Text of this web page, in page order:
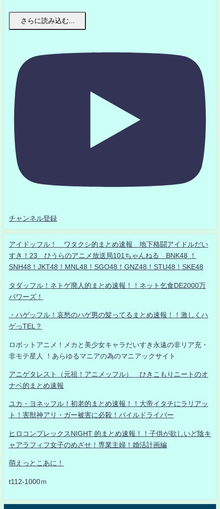
さらに読み込む...
チャンネル登録
アイドッフル！ ワタクシ的まとめ速報 地下格闘アイドルだい
すき！23 ひうらのアニメ放送局101ちゃんねる BNK48 ！
SNH48！JKT48！MNL48！SGO48！GNZ48！STU48！SKE48
タダッフル！ネトゲ廃人的まとめ速報！！ネット乞食DE2000万
パワーズ！
・ハゲッフル！哀愁のハゲ男の髪ってるまとめ速報！！激しくハ
ゲっTEL？
ロボットアニメ！メカと美少女キャラだいすき永遠の非リア充・
非モテ星人 ！あらゆるマニアの為のマニアックサイト
アニゲタレスト（元祖！アニメッフル） ひきこもりニートのオ
ナベ的まとめ速報
ユカ・ヨネッフル！初老的まとめ速報！！大帝イタチにラリアッ
ト！害獣神アリ・ガー被害に必殺！パイルドライバー
ヒロコンプレックスNIGHT 的まとめ速報！！子供が欲しいど陰キ
ャアラフィフ女子のめざせ！専業主婦！婚活計画編
萌えっとこあに！
t112-1000ｍ